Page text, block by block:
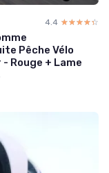
4.4 ☆☆☆☆☆
★★★★★
Pêche Vélo
Rouge + Lame